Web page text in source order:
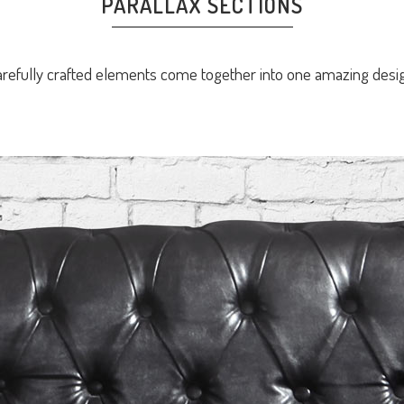
crafted elements come together into one amazing